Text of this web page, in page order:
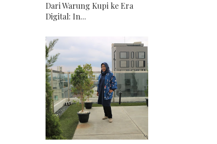
Dari Warung Kupi ke Era
Digital: In...